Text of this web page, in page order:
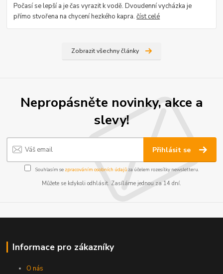
Počasí se lepší a je čas vyrazit k vodě. Dvoudenní vycházka je
přímo stvořena na chycení hezkého kapra.číst celé
Zobrazit všechny články
Nepropásněte novinky, akce a
slevy!
Přihlásit se
Souhlasím se zpracováním osobních údajůza účelem rozesílky newsletteru.
Můžete se kdykoli odhlásit. Zasíláme jednou za 14 dní.
Informace pro zákazníky
O nás